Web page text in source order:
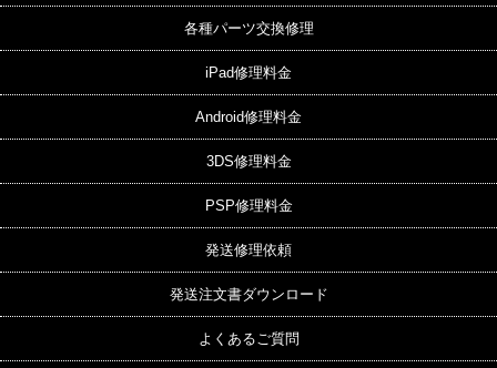
各種パーツ交換修理
iPad修理料金
Android修理料金
3DS修理料金
PSP修理料金
発送修理依頼
発送注文書ダウンロード
よくあるご質問